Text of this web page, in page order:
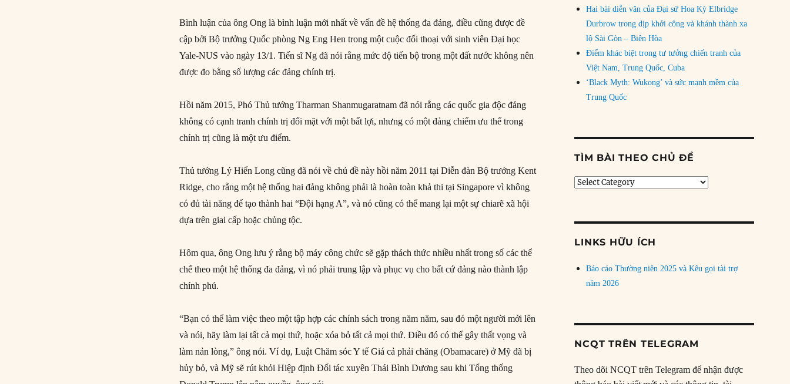
Bình luận của ông Ong là bình luận mới nhất về vấn đề hệ thống đa đảng, điều cũng được đề
cập bởi Bộ trưởng Quốc phòng Ng Eng Hen trong một cuộc đối thoại với sinh viên Đại học
Yale-NUS vào ngày 13/1. Tiến sĩ Ng đã nói rằng mức độ tiến bộ trong một đất nước không nên
được đo bằng số lượng các đảng chính trị.
Hồi năm 2015, Phó Thủ tướng Tharman Shanmugaratnam đã nói rằng các quốc gia độc đảng
không có cạnh tranh chính trị đối mặt với một bất lợi, nhưng có một đảng chiếm ưu thế trong
chính trị cũng là một ưu điểm.
Thủ tướng Lý Hiển Long cũng đã nói về chủ đề này hồi năm 2011 tại Diễn đàn Bộ trưởng Kent
Ridge, cho rằng một hệ thống hai đảng không phải là hoàn toàn khả thi tại Singapore vì không
có đủ tài năng để tạo thành hai “Đội hạng A”, và nó cũng có thể mang lại một sự chiarẽ xã hội
dựa trên giai cấp hoặc chủng tộc.
Hôm qua, ông Ong lưu ý rằng bộ máy công chức sẽ gặp thách thức nhiều nhất trong số các thể
chế theo một hệ thống đa đảng, vì nó phải trung lập và phục vụ cho bất cứ đảng nào thành lập
chính phủ.
“Bạn có thể làm việc theo một tập hợp các chính sách trong năm năm, sau đó một người mới lên
và nói, hãy làm lại tất cả mọi thứ, hoặc xóa bỏ tất cả mọi thứ. Điều đó có thể gây thất vọng và
làm nản lòng,” ông nói. Ví dụ, Luật Chăm sóc Y tế Giá cả phải chăng (Obamacare) ở Mỹ đã bị
hủy bỏ, và Mỹ sẽ rút khỏi Hiệp định Đối tác xuyên Thái Bình Dương sau khi Tổng thống
Hai bài diễn văn của Đại sứ Hoa Kỳ Elbridge
Durbrow trong dịp khởi công và khánh thành xa
lộ Sài Gòn – Biên Hòa
Điểm khác biệt trong tư tưởng chiến tranh của
Việt Nam, Trung Quốc, Cuba
‘Black Myth: Wukong’ và sức mạnh mềm của
Trung Quốc
TÌM BÀI THEO CHỦ ĐỀ
Tìm
LINKS HỮU ÍCH
Báo cáo Thường niên 2025 và Kêu gọi tài trợ
năm 2026
NCQT TRÊN TELEGRAM
Theo dõi NCQT trên Telegram để nhận được